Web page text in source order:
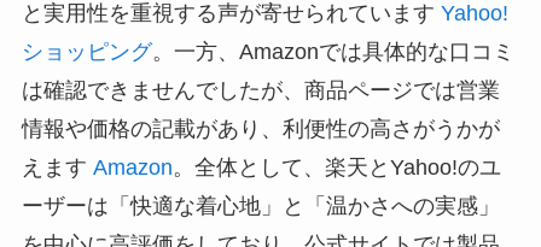
と実用性を重視する声が寄せられています Yahoo!
ショッピング。一方、Amazonでは具体的な口コミ
は確認できませんでしたが、商品ページでは営業
情報や価格の記載があり、利便性の高さがうかが
えます Amazon。全体として、楽天とYahoo!のユ
ーザーは「快適な着心地」と「温かさへの実感」